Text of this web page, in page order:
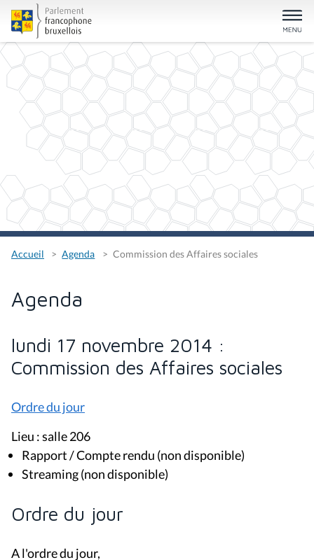
Accueil Agenda Commission des Affaires sociales
Agenda
lundi 17 novembre 2014 :
Commission des Affaires sociales
Ordre du jour
Lieu : salle 206
Rapport / Compte rendu (non disponible)
Streaming (non disponible)
Ordre du jour
A l'ordre du jour,